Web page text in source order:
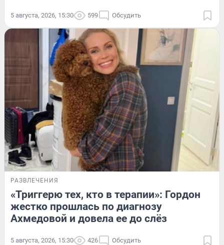
5 августа, 2026, 15:30 599 Обсудить
РАЗВЛЕЧЕНИЯ
«Триггерю тех, кто в терапии»: Гордон
жестко прошлась по диагнозу
Ахмедовой и довела ее до слёз
5 августа, 2026, 15:30 426 Обсудить